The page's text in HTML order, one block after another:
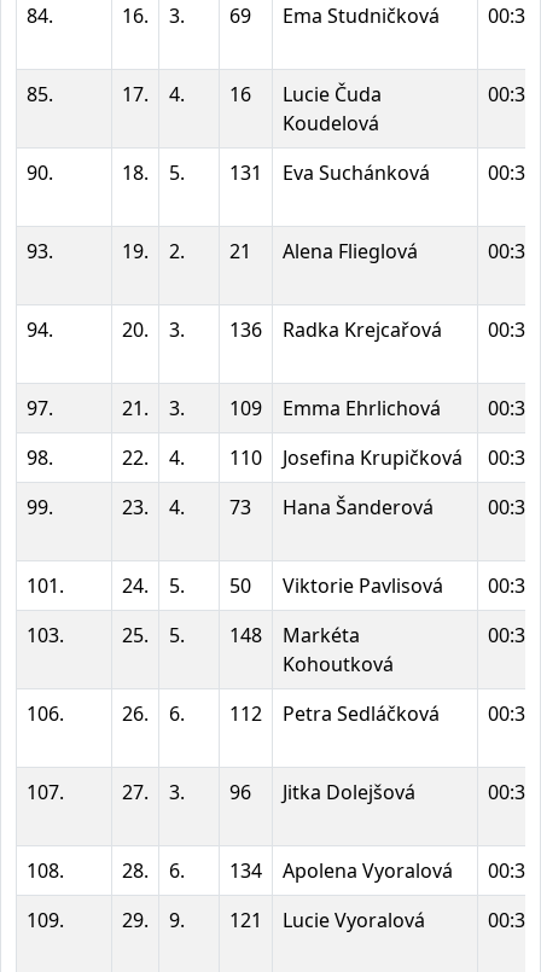
84. 16. 3. 69 Ema Studničková
85. 17. 4. 16
Lucie Čuda
Koudelová
90. 18. 5. 131 Eva Suchánková
93. 19. 2. 21 Alena Flieglová
94. 20. 3. 136 Radka Krejcařová
97. 21. 3. 109 Emma Ehrlichová
98.
22. 4. 110 Josefina Krupičková
99.
23. 4. 73 Hana Šanderová
101. 24. 5. 50 Viktorie Pavlisová
103.
25. 5. 148
Markéta
Kohoutková
106. 26. 6. 112 Petra Sedláčková
107. 27. 3. 96 Jitka Dolejšová
108. 28. 6. 134 Apolena Vyoralová
109.
29. 9. 121 Lucie Vyoralová